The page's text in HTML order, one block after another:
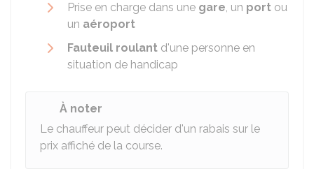
Prise en charge dans une gare, un port ou
un aéroport
Fauteuil roulant d'une personne en
situation de handicap
À noter
Le chauffeur peut décider d'un rabais sur le
prix affiché de la course.